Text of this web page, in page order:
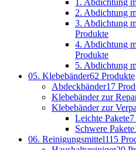
2. Abdichtung
3. Abdichtung
Produkte
4. Abdichtung
Produkte
5. Abdichtung
05. Klebebänder62 Produkte
Abdeckbänder17
Klebebänder zur
Klebebänder zur
Leichte Pakete
Schwere Pakete
06. Reinigungsmittel115